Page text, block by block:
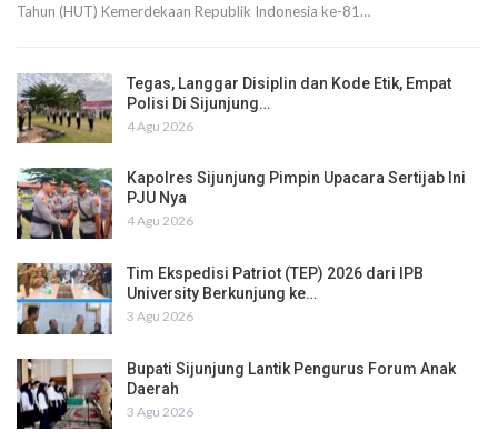
Tahun (HUT) Kemerdekaan Republik Indonesia ke-81…
Tegas, Langgar Disiplin dan Kode Etik, Empat
Polisi Di Sijunjung…
4 Agu 2026
Kapolres Sijunjung Pimpin Upacara Sertijab Ini
PJU Nya
4 Agu 2026
Tim Ekspedisi Patriot (TEP) 2026 dari IPB
University Berkunjung ke…
3 Agu 2026
Bupati Sijunjung Lantik Pengurus Forum Anak
Daerah
3 Agu 2026